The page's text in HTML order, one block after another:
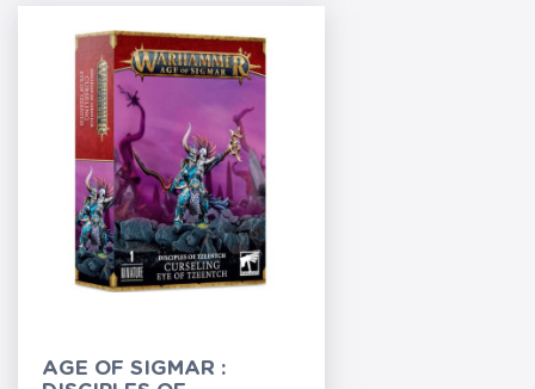
AGE OF SIGMAR :